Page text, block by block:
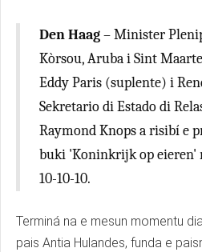
Den Haag– Minister
Kòrsou, Aruba i Sint
Eddy Paris (suplente) i
Sekretario di Estado di
Raymond Knops a risibí e
buki 'Koninkrijk op eieren'
10-10-10.
Terminá na e mesun momentu
pais Antia Hulandes, funda e